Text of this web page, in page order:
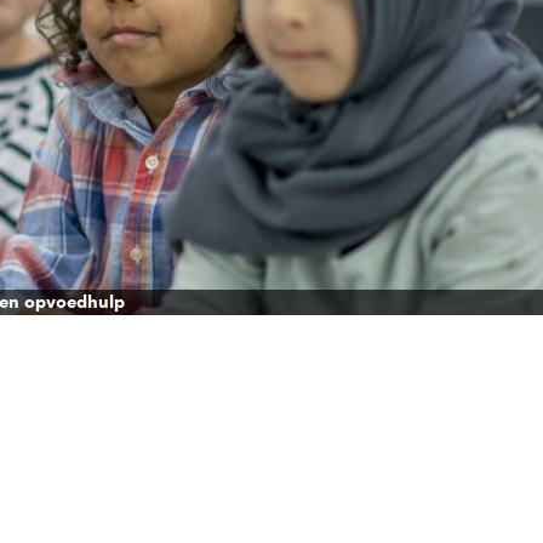
opvoedhulp